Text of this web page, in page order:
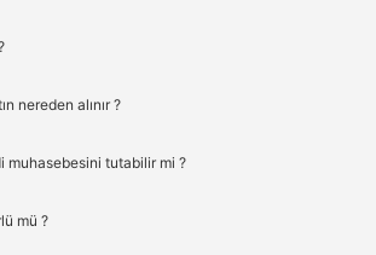
nereden alınır ?
muhasebesini tutabilir mi ?
mü ?